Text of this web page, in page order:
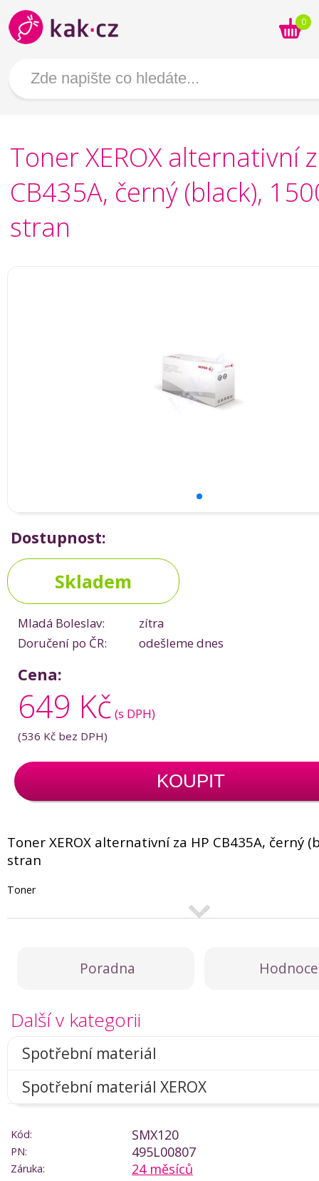
0
Toner XEROX alternativní
CB435A, černý (black),
stran
Dostupnost:
Skladem
Mladá Boleslav:
zítra
Doručení po ČR:
odešleme dnes
Cena:
649 Kč (s DPH)
(536 Kč bez DPH)
KOUPIT
Toner XEROX alternativní za HP CB435A, černý
stran
Toner
Poradna
Další v kategorii
Spotřební materiál
Spotřební materiál XEROX
Kód: SMX120
PN: 495L00807
Záruka: 24 měsíců